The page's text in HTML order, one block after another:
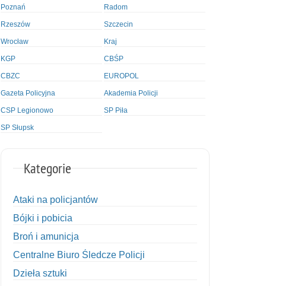
Poznań Radom
Rzeszów Szczecin
Wrocław Kraj
KGP CBŚP
CBZC EUROPOL
Gazeta Policyjna Akademia Policji
CSP Legionowo SP Piła
SP Słupsk
Kategorie
Ataki na policjantów
Bójki i pobicia
Broń i amunicja
Centralne Biuro Śledcze Policji
Dzieła sztuki